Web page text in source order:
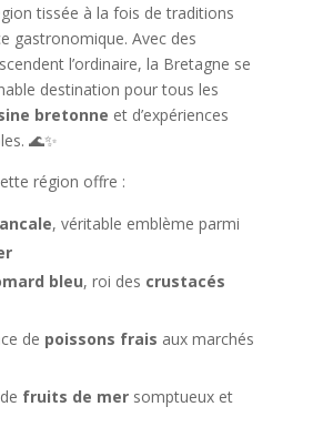
tissée à la fois de traditions
gastronomique. Avec des
l’ordinaire, la Bretagne se
destination pour tous les
bretonne et d’expériences
🌊✨
région offre :
, véritable emblème parmi
bleu, roi des crustacés
de poissons frais aux marchés
fruits de mersomptueux et